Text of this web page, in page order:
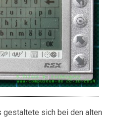
gestaltete sich bei den alten